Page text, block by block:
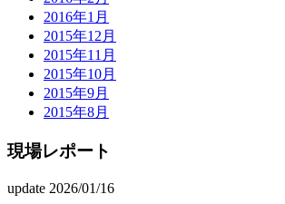
2016年1月
2015年12月
2015年11月
2015年10月
2015年9月
2015年8月
現場レポート
update 2026/01/16